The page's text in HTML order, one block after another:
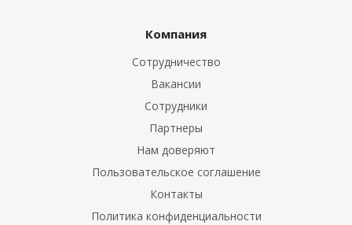
Компания
Сотрудничество
Вакансии
Сотрудники
Партнеры
Нам доверяют
Пользовательское соглашение
Контакты
Политика конфиденциальности